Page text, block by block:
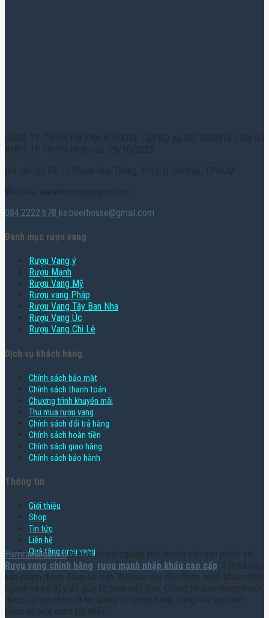
CÔNG TY TNHH TM XNK K HOUSE - GPKD số 0317003916 | Bởi Sở
KHĐT TP. Hồ Chí Minh cấp: 29/10/2021
Địa chỉ: Số 69-71 Phạm Huy Thông, P. 17, Q. Gò Vấp, TPHCM
Website: www.hamruoungon.com
084.2222.678 ks.beerhouse@gmail.com
Danh mục rượu vang
Rượu Vang ý
Rượu Mạnh
Rượu Vang Mỹ
Rượu vang Pháp
Rượu Vang Tây Ban Nha
Rượu Vang Úc
Rượu Vang Chi Lê
Dịch vụ khách hàng
Chính sách bảo mật
Chính sách thanh toán
Chương trình khuyến mãi
Thu mua rượu vang
Chính sách đổi trả hàng
Chính sách hoàn tiền
Chính sách giao hàng
Chính sách bảo hành
Thông tin
Giới thiệu
Shop
Tin tức
Liên hệ
Quà tặng rượu vang
Hamruoungon.vnlà một doanh nghiệp kinh doanh các sản phẩm về
Rượu vang chính hãng, rượu mạnh nhập khẩu cao cấp. Tất cả các
sản phẩm được đăng tải trên Website này đều được nhập khẩu chính
ngạch và có đầy đủ giấy tờ theo luật định. Chúng tôi luôn mong muốn
được sự lựa chọn và tin tưởng từ khách hàng, cũng như cam kết
phục vụ một cách tốt nhất!